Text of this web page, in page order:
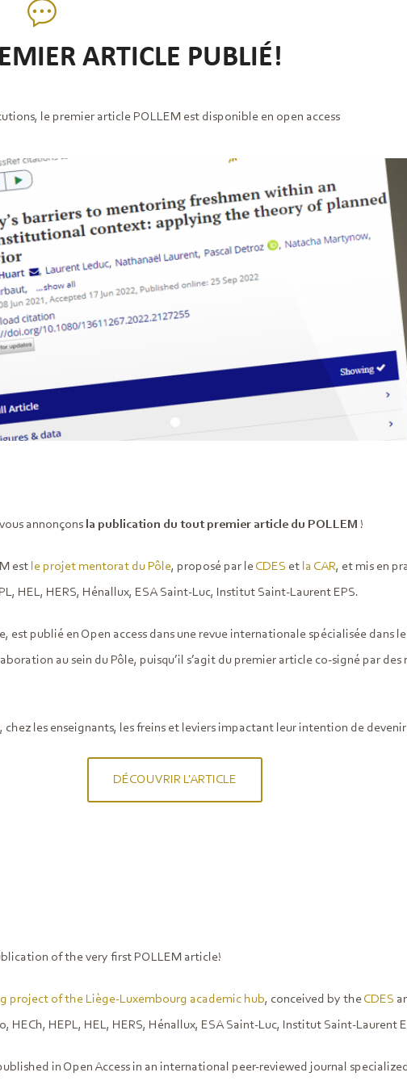
ARTICLE PUBLIÉ!
le premier article POLLEM est disponible en open access
annonçons la publication du tout premier article du POLLEM !
est le projet mentorat du Pôle, proposé par leCDES et la CAR, et mis en
HEL, HERS, Hénallux, ESA Saint-Luc, Institut Saint-Laurent EPS.
est publié en Open access dans une revue internationale spécialisée dans
au sein du Pôle, puisqu’il s’agit du premier article co-signé par des
les enseignants, les freins et leviers impactant leur intention de
DÉCOUVRIR L'ARTICLE
of the very first POLLEM article!
project of the Liège-Luxembourg academic hub, conceived by theCDES
HEPL, HEL, HERS, Hénallux, ESA Saint-Luc, Institut Saint-Laurent
in Open Access in an international peer-reviewed journal